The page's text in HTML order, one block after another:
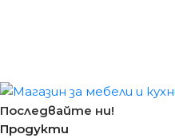
Последвайте ни!
Продукти